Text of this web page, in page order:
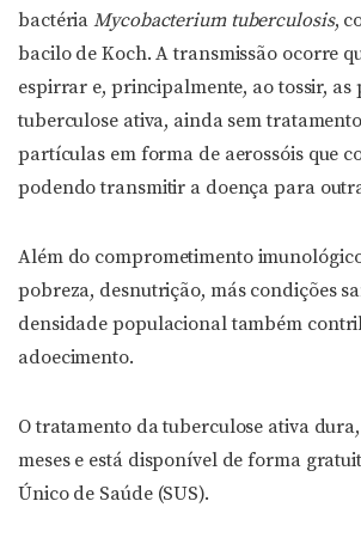
bactériaMycobacterium tuberculosis,
bacilo de Koch. A transmissão ocorre
espirrar e, principalmente, ao tossir, as
tuberculose ativa, ainda sem
partículas em forma de aerossóis que
podendo transmitir a doença para
Além do comprometimento
pobreza, desnutrição, más condições
densidade populacional também
adoecimento.
O tratamento da tuberculose ativa
meses e está disponível de forma
Único de Saúde (SUS).